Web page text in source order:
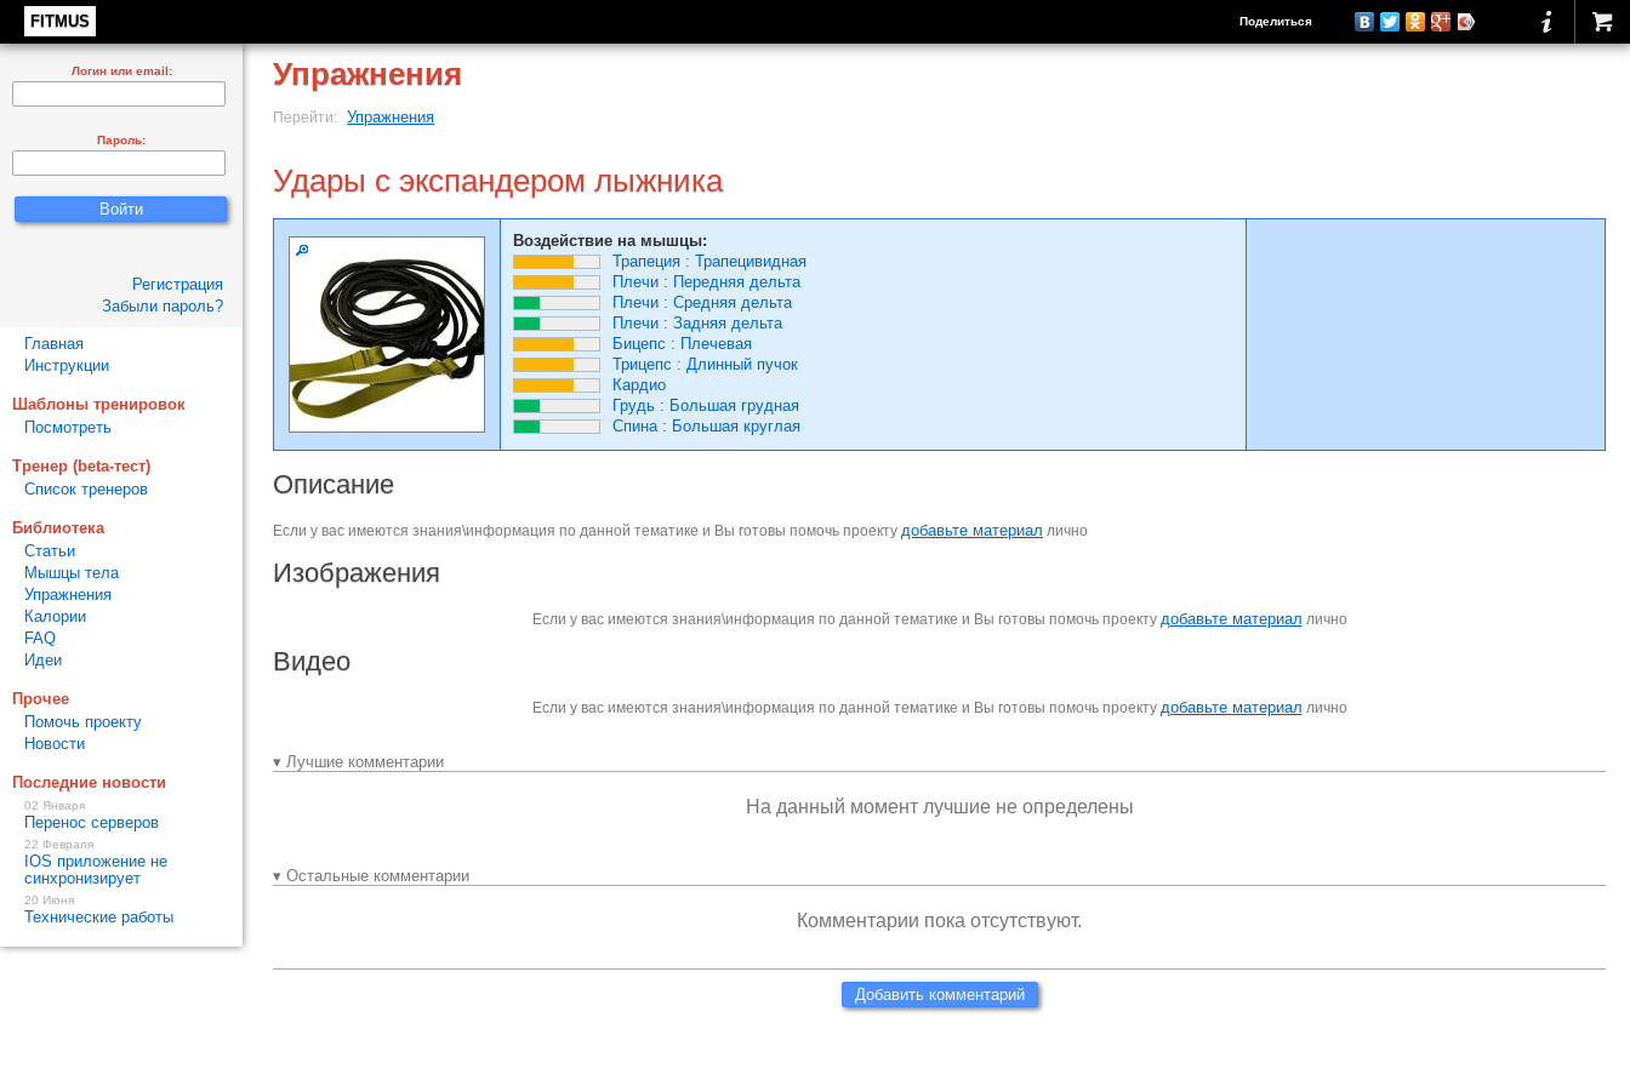
FITMUS Поделиться
Упражнения
Перейти: Упражнения
Удары с экспандером лыжника
Воздействие на мышцы:
Трапеция : Трапецивидная
Плечи : Передняя дельта
Плечи : Средняя дельта
Плечи : Задняя дельта
Бицепс : Плечевая
Трицепс : Длинный пучок
Кардио
Грудь : Большая грудная
Спина: Большая круглая
Описание
Если у вас имеются знания\информация по данной тематике и Вы готовы помочь проекту добавьте материал лично
Изображения
Если у вас имеются знания\информация по данной тематике и Вы готовы помочь проекту добавьте материал лично
Видео
Если у вас имеются знания\информация по данной тематике и Вы готовы помочь проекту добавьте материал лично
▾ Лучшие комментарии
На данный момент лучшие не определены
▾ Остальные комментарии
Комментарии пока отсутствуют.
Добавить комментарий
Логин или email:
Пароль:
Регистрация
Забыли пароль?
Главная
Инструкции
Шаблоны тренировок
Посмотреть
Тренер (beta-тест)
Список тренеров
Библиотека
Статьи
Мышцы тела
Упражнения
Калории
FAQ
Идеи
Прочее
Помочь проекту
Новости
Последние новости
02 Января
Перенос серверов
22 Февраля
IOS приложение не
синхронизирует
20 Июня
Технические работы